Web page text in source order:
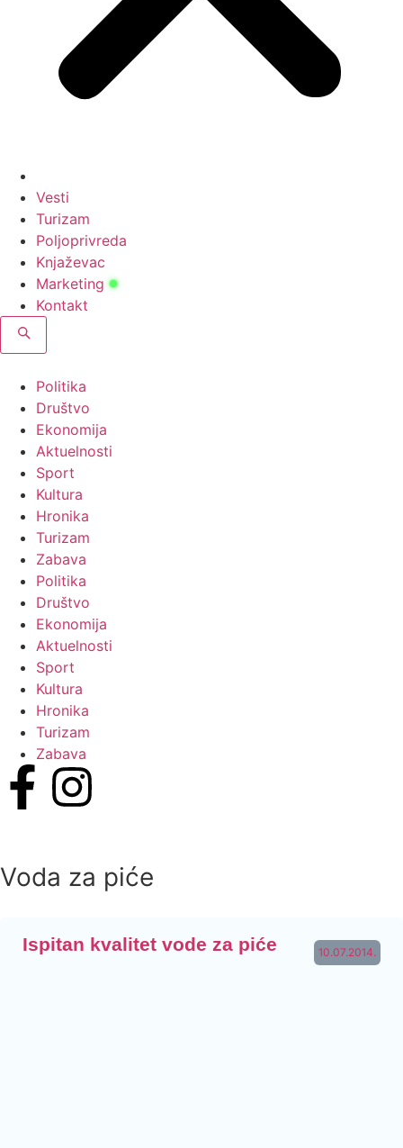
Vesti
Turizam
Poljoprivreda
Knjaževac
Marketing
Kontakt
Politika
Društvo
Ekonomija
Aktuelnosti
Sport
Kultura
Hronika
Turizam
Zabava
Politika
Društvo
Ekonomija
Aktuelnosti
Sport
Kultura
Hronika
Turizam
Zabava
Voda za piće
10.07.2014.
Ispitan kvalitet vode za piće